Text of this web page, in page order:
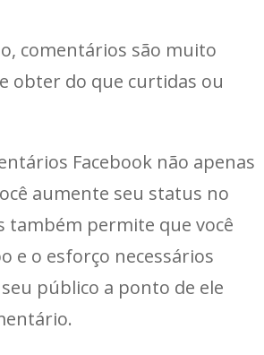
comentários são muito
obter do que curtidas ou
Facebook não apenas
aumente seu status no
também permite que você
e o esforço necessários
público a ponto de ele